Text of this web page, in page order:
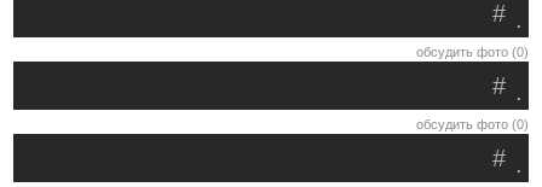
.
#
обсудить фото (0)
.
#
обсудить фото (0)
.
#